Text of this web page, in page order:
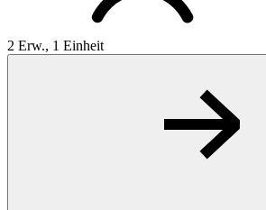
2 Erw., 1 Einheit